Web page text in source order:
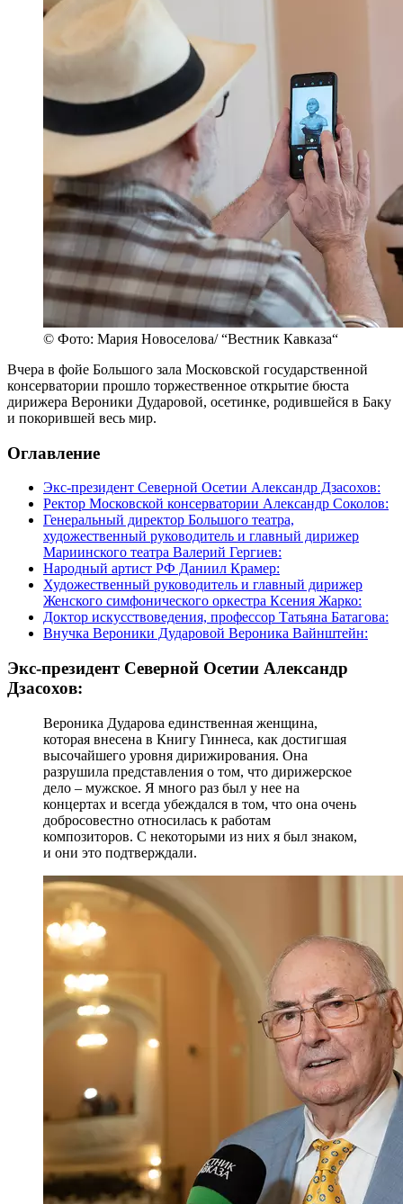
© Фото: Мария Новоселова/ “Вестник Кавказа“
Вчера в фойе Большого зала Московской государственной
консерватории прошло торжественное открытие бюста
дирижера Вероники Дударовой, осетинке, родившейся в Баку
и покорившей весь мир.
Оглавление
Экс-президент Северной Осетии Александр Дзасохов:
Ректор Московской консерватории Александр Соколов:
Генеральный директор Большого театра,
художественный руководитель и главный дирижер
Мариинского театра Валерий Гергиев:
Народный артист РФ Даниил Крамер:
Художественный руководитель и главный дирижер
Женского симфонического оркестра Ксения Жарко:
Доктор искусствоведения, профессор Татьяна Батагова:
Внучка Вероники Дударовой Вероника Вайнштейн:
Экс-президент Северной Осетии Александр
Дзасохов:
Вероника Дударова единственная женщина,
которая внесена в Книгу Гиннеса, как достигшая
высочайшего уровня дирижирования. Она
разрушила представления о том, что дирижерское
дело – мужское. Я много раз был у нее на
концертах и всегда убеждался в том, что она очень
добросовестно относилась к работам
композиторов. С некоторыми из них я был знаком,
и они это подтверждали.